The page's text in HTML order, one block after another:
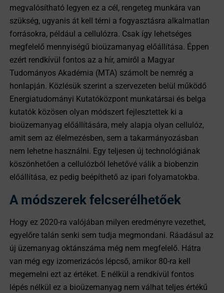
megvalósítható legyen ez a cél, rengeteg munkára van
szükség, ugyanis át kell térni a fogyasztásra alkalmatlan
forrásokra, például a cellulózra. Csak így lehetséges
megfelelő mennyiségű bioüzamanyag előállítása. Éppen
ezért rendkívül fontos az a hír, amiről a Magyar
Tudományos Akadémia (MTA) számolt be nemrég a
honlapján. Közlésük szerint a szervezeten belül működő
Energiatudományi Kutatóközpont munkatársai és belga
kutatók közösen olyan módszert fejlesztettek ki a
bioüzemanyag előállítására, mely alapja olyan cellulóz,
amit sem az élelmezésben, sem a takarmányozásban
nem lehetne használni. Egy teljesen új technológiának
köszönhetően a cellulózból lehetővé válik a biobenzin
előállítása, ez pedig beépíthető az ipari folyamatokba.
A módszerek felcserélhetőek
Hogy ez 2020-ra valójában milyen eredményre vezethet,
egyelőre talán senki sem tudja megmondani. Ráadásul az
új üzemanyag oktánszáma még nem megfelelő. Hátra
van még egy izomerizácós lépcső, amikor 80-ra kell
megemelni ezt az értéket. E nélkül a rendkívül fontos
lépés nélkül ez a bioüzemanyag nem válhat teljes értékű